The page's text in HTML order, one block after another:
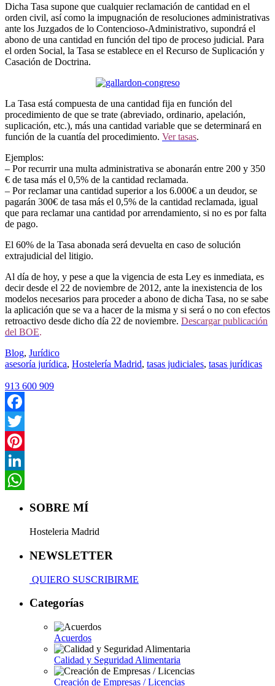
Dicha Tasa supone que cualquier reclamación de cantidad en el
orden civil, así como la impugnación de resoluciones administrativas
ante los Juzgados de lo Contencioso-Administrativo, supondrá el
abono de una cantidad en función del tipo de proceso judicial. Para
el orden Social, la Tasa se establece en el Recurso de Suplicación y
Casación de Doctrina.
La Tasa está compuesta de una cantidad fija en función del
procedimiento de que se trate (abreviado, ordinario, apelación,
suplicación, etc.), más una cantidad variable que se determinará en
función de la cuantía del procedimiento. Ver tasas.
Ejemplos:
– Por recurrir una multa administrativa se abonarán entre 200 y 350
€ de tasa más el 0,5% de la cantidad reclamada.
– Por reclamar una cantidad superior a los 6.000€ a un deudor, se
pagarán 300€ de tasa más el 0,5% de la cantidad reclamada, igual
que para reclamar una cantidad por arrendamiento, si no es por falta
de pago.
El 60% de la Tasa abonada será devuelta en caso de solución
extrajudicial del litigio.
Al día de hoy, y pese a que la vigencia de esta Ley es inmediata, es
decir desde el 22 de noviembre de 2012, ante la inexistencia de los
modelos necesarios para proceder a abono de dicha Tasa, no se sabe
la aplicación que se va a hacer de la misma y si será o no con efectos
retroactivo desde dicho día 22 de noviembre. Descargar publicación
del BOE.
Blog, Jurídico
asesoría jurídica, Hostelería Madrid, tasas judiciales, tasas jurídicas
913 600 909
Facebook
Twitter
Pinterest
LinkedIn
SOBRE MÍ
Hosteleria Madrid
NEWSLETTER
QUIERO SUSCRIBIRME
Categorías
Acuerdos
Calidad y Seguridad Alimentaria
Creación de Empresas / Licencias